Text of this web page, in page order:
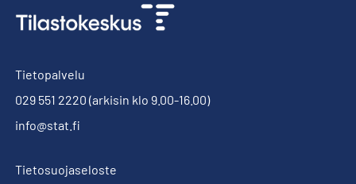
Tietopalvelu
029 551 2220 (arkisin klo 9.00-16.00)
info@stat.fi
Tietosuojaseloste